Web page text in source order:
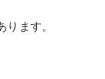
ます。